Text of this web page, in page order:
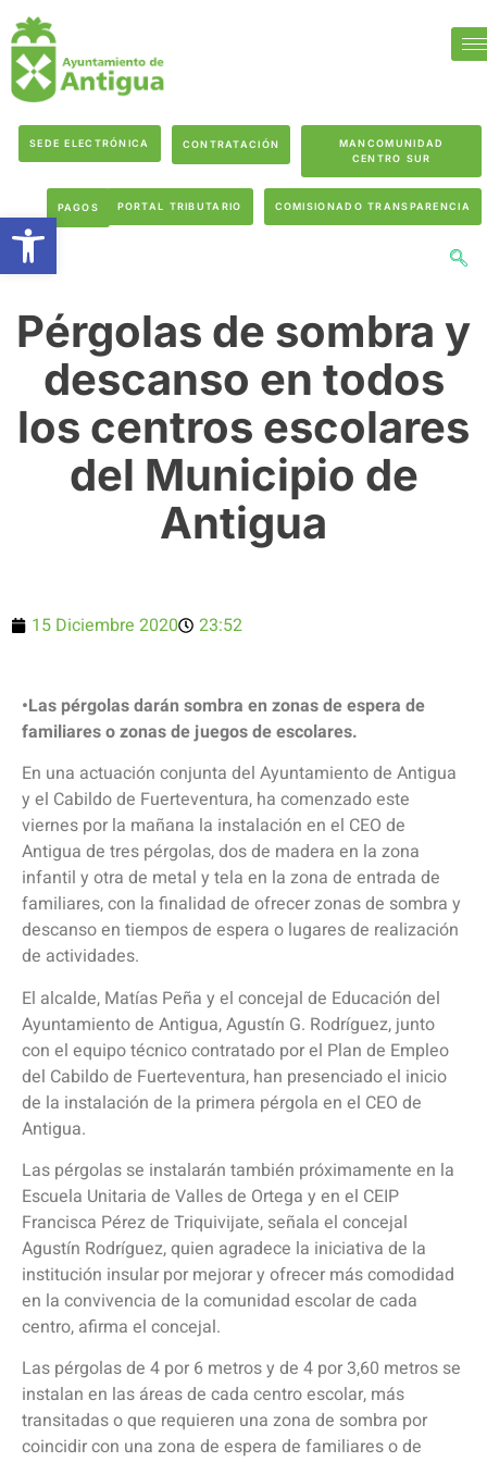
SEDE ELECTRÓNICA CONTRATACIÓN
MANCOMUNIDAD
CENTRO SUR
PAGOS PORTAL TRIBUTARIO COMISIONADO TRANSPARENCIA
Pérgolas de sombra y
descanso en todos
los centros escolares
del Municipio de
Antigua
15 Diciembre 2020 23:52
•Las pérgolas darán sombra en zonas de espera de
familiares o zonas de juegos de escolares.
En una actuación conjunta del Ayuntamiento de Antigua
y el Cabildo de Fuerteventura, ha comenzado este
viernes por la mañana la instalación en el CEO de
Antigua de tres pérgolas, dos de madera en la zona
infantil y otra de metal y tela en la zona de entrada de
familiares, con la finalidad de ofrecer zonas de sombra y
descanso en tiempos de espera o lugares de realización
de actividades.
El alcalde, Matías Peña y el concejal de Educación del
Ayuntamiento de Antigua, Agustín G. Rodríguez, junto
con el equipo técnico contratado por el Plan de Empleo
del Cabildo de Fuerteventura, han presenciado el inicio
de la instalación de la primera pérgola en el CEO de
Antigua.
Las pérgolas se instalarán también próximamente en la
Escuela Unitaria de Valles de Ortega y en el CEIP
Francisca Pérez de Triquivijate, señala el concejal
Agustín Rodríguez, quien agradece la iniciativa de la
institución insular por mejorar y ofrecer más comodidad
en la convivencia de la comunidad escolar de cada
centro, afirma el concejal.
Las pérgolas de 4 por 6 metros y de 4 por 3,60 metros se
instalan en las áreas de cada centro escolar, más
transitadas o que requieren una zona de sombra por
coincidir con una zona de espera de familiares o de
Abrir barra de herramientas